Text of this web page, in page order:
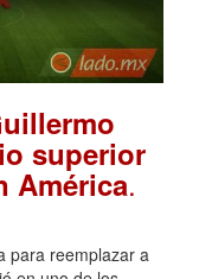
superior
América.
para reemplazar a